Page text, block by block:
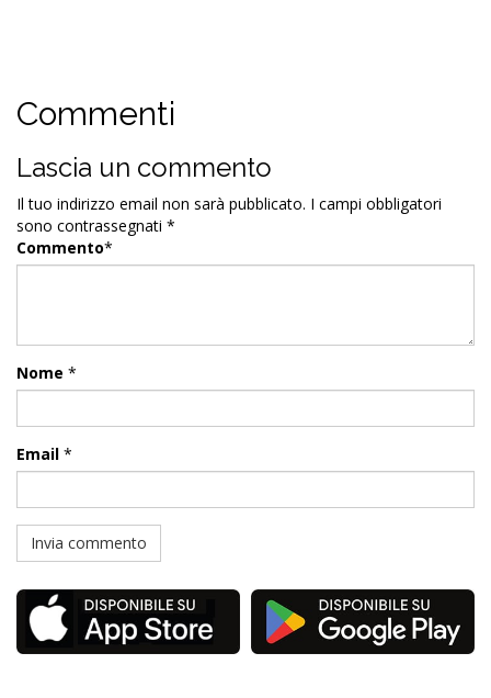
Commenti
Lascia un commento
Il tuo indirizzo email non sarà pubblicato. I campi obbligatori
sono contrassegnati *
Commento*
Nome *
Email *